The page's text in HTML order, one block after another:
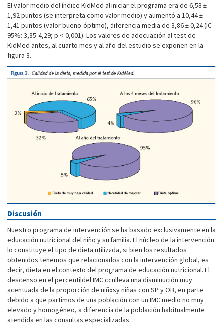
El valor medio del índice KidMed al iniciar el programa era de 6,58 ±
1,92 puntos (se interpreta como valor medio) y aumentó a 10,44 ±
1,41 puntos (valor bueno-óptimo), diferencia media de 3,86 ± 0,24 (IC
95%: 3,35-4,29; p < 0,001). Los valores de adecuación al test de
KidMed antes, al cuarto mes y al año del estudio se exponen en la
figura 3.
Discusión
Nuestro programa de intervención se ha basado exclusivamente en la
educación nutricional del niño y su familia. El núcleo de la intervención
lo constituye el tipo de dieta utilizada, si bien los resultados
obtenidos tenemos que relacionarlos con la intervención global, es
decir, dieta en el contexto del programa de educación nutricional. El
descenso en el percentildel IMC conlleva una disminución muy
acentuada de la proporción de niñosy niñas con SP y OB, en parte
debido a que partimos de una población con un IMC medio no muy
elevado y homogéneo, a diferencia de la población habitualmente
atendida en las consultas especializadas.